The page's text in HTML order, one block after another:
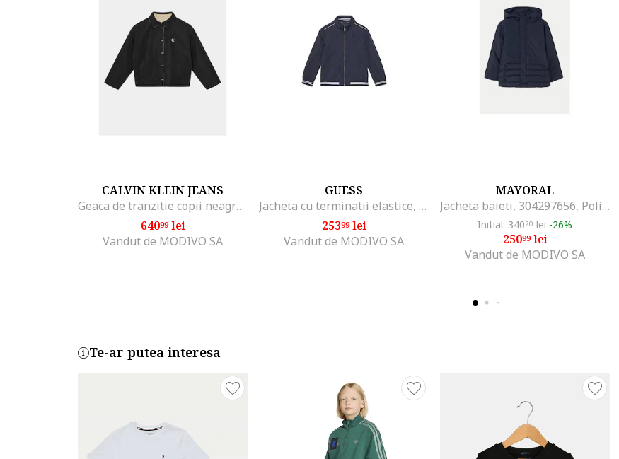
CALVIN KLEIN JEANS
Geaca de tranzitie copii neagra, unisex
64099lei
Vandut de MODIVO SA
GUESS
Jacheta cu terminatii elastice, fermoar si model logo
25399lei
Vandut de MODIVO SA
MAYORAL
Jacheta baieti, 304297656, Poliester, Albastru
Initial: 34020 lei -26%
25099lei
Vandut de MODIVO SA
Te-ar putea interesa